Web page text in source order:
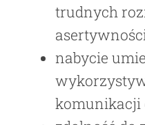
trudnych
nabycie
komunikacji